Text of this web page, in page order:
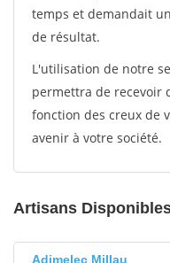
temps et demandait
de résultat.
L'utilisation de notre
permettra de recevoir
fonction des creux de
avenir à votre société.
Artisans
Adimelec Millau